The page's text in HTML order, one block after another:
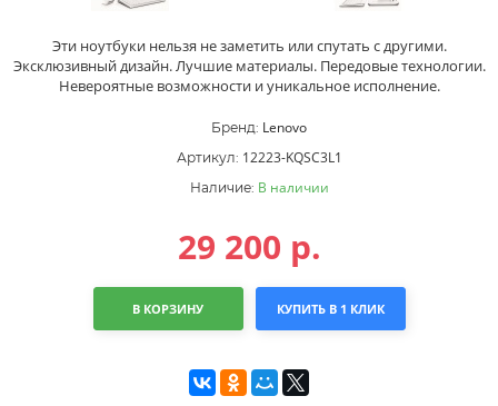
Эти ноутбуки нельзя не заметить или спутать с другими.
Эксклюзивный дизайн. Лучшие материалы. Передовые технологии.
Невероятные возможности и уникальное исполнение.
Бренд: Lenovo
Артикул: 12223-KQSC3L1
Наличие: В наличии
29 200 р.
В КОРЗИНУ КУПИТЬ В 1 КЛИК